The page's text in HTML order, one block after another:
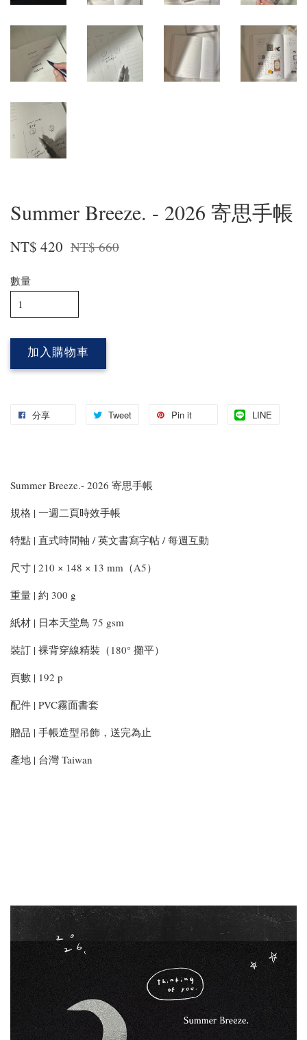
Summer Breeze. - 2026 寄思手帳
NT$ 420 NT$ 660
數量
加入購物車
分享 Tweet Pin it LINE
Summer Breeze.- 2026 寄思手帳
規格 | 一週二頁時效手帳
特點 | 直式時間軸 / 英文書寫字帖 / 每週互動
尺寸 | 210 × 148 × 13 mm（A5）
重量 | 約 300 g
紙材 | 日本天堂鳥 75 gsm
裝訂 | 裸背穿線精裝（180° 攤平）
頁數 | 192 p
配件 | PVC霧面書套
贈品 | 手帳造型吊飾，送完為止
產地 | 台灣 Taiwan